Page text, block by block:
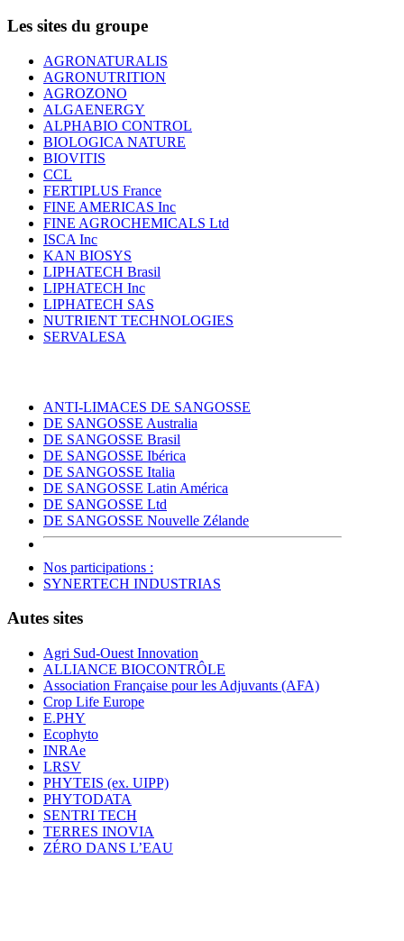
Les sites du groupe
AGRONATURALIS
AGRONUTRITION
AGROZONO
ALGAENERGY
ALPHABIO CONTROL
BIOLOGICA NATURE
BIOVITIS
CCL
FERTIPLUS France
FINE AMERICAS Inc
FINE AGROCHEMICALS Ltd
ISCA Inc
KAN BIOSYS
LIPHATECH Brasil
LIPHATECH Inc
LIPHATECH SAS
NUTRIENT TECHNOLOGIES
SERVALESA
ANTI-LIMACES DE SANGOSSE
DE SANGOSSE Australia
DE SANGOSSE Brasil
DE SANGOSSE Ibérica
DE SANGOSSE Italia
DE SANGOSSE Latin América
DE SANGOSSE Ltd
DE SANGOSSE Nouvelle Zélande
Nos participations :
SYNERTECH INDUSTRIAS
Autes sites
Agri Sud-Ouest Innovation
ALLIANCE BIOCONTRÔLE
Association Française pour les Adjuvants (AFA)
Crop Life Europe
E.PHY
Ecophyto
INRAe
LRSV
PHYTEIS (ex. UIPP)
PHYTODATA
SENTRI TECH
TERRES INOVIA
ZÉRO DANS L’EAU